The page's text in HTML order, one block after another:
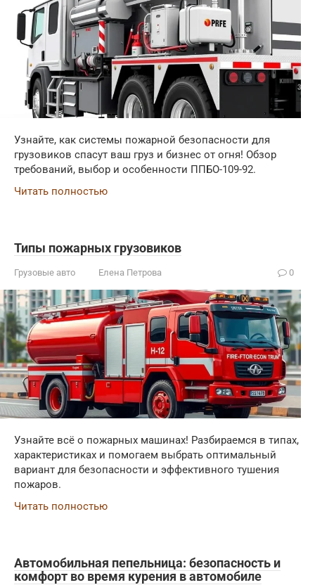
Узнайте, как системы пожарной безопасности для
грузовиков спасут ваш груз и бизнес от огня! Обзор
требований, выбор и особенности ППБО-109-92.
Читать полностью
Типы пожарных грузовиков
Грузовые авто Елена Петрова 0
Узнайте всё о пожарных машинах! Разбираемся в типах,
характеристиках и помогаем выбрать оптимальный
вариант для безопасности и эффективного тушения
пожаров.
Читать полностью
Автомобильная пепельница: безопасность и
комфорт во время курения в автомобиле